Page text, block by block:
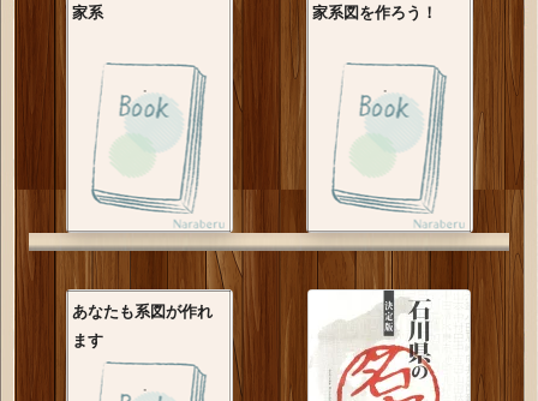
家系 家系図を作ろう！
あなたも系図が作れ
ます